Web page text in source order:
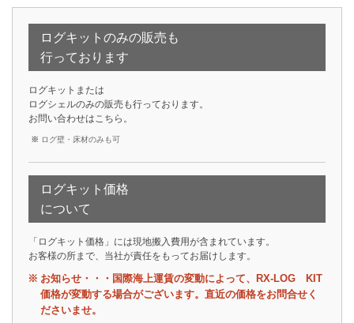
ログキットのみの販売も
行っております
ログキットまたは
ログシェルのみの販売も行っております。
お問い合わせは こちら 。
ログ壁・床材のみも可
ログキット価格
について
「ログキット価格」には現地搬入費用が含まれています。
お客様の所まで、当社が責任をもってお届けします。
お知らせ・・・国際海上運賃の変動によって、RX-LOG KIT
価格が変動する場合がございます。直近の価格をお問合せく
ださいませ。